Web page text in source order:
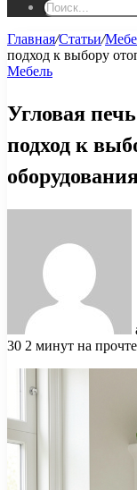
Главная/Статьи/
подход к выбору
Мебель
Угловая
подход к
30 2 минут на